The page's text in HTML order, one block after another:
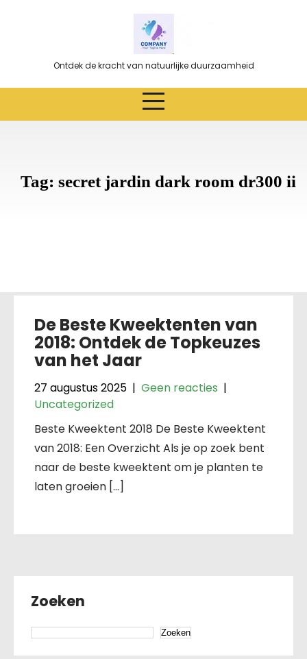
Ontdek de kracht van natuurlijke duurzaamheid
Tag: secret jardin dark room dr300 ii
De Beste Kweektenten van
2018: Ontdek de Topkeuzes
van het Jaar
27 augustus 2025 | Geen reacties |
Uncategorized
Beste Kweektent 2018 De Beste Kweektent
van 2018: Een Overzicht Als je op zoek bent
naar de beste kweektent om je planten te
laten groeien […]
Zoeken
Zoeken